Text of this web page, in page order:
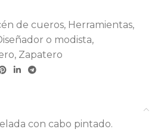
de cueros, Herramientas,
o modista,
, Zapatero
con cabo pintado.